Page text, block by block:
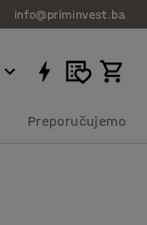
info@priminvest.ba
Preporučujemo